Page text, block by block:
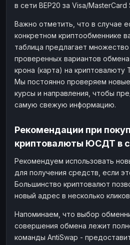
в сети BEP20 за Visa/MasterCard
Важно отметить, что в случае
конкретном криптообменнике
таблица предлагает
проверенных вариантов
крона (карта) на криптовалюту
Мы постоянно проверяем
курсы и направления, чтобы
самую свежую информацию.
Рекомендации при
криптовалюты ЮСДТ в
Рекомендуем использовать
для получения средств, если
Большинство криптовалют
новый адрес в несколько
Напоминаем, что выбор
совершения обмена лежит
команды AntiSwap -